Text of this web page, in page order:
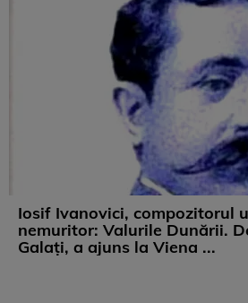
Iosif Ivanovici, compozitorul
nemuritor: Valurile Dunării.
Galați, a ajuns la Viena ...